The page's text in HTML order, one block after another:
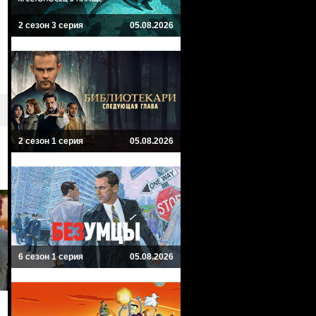
2 сезон 3 серия 05.08.2026
2 сезон 1 серия 05.08.2026
6 сезон 1 серия 05.08.2026